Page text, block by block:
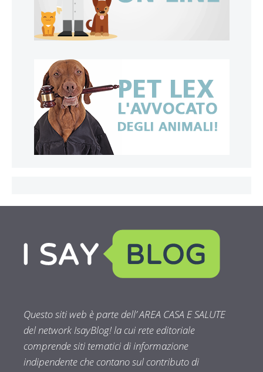
Questo siti web è parte dell’ AREA CASA E SALUTE
del network IsayBlog! la cui rete editoriale
comprende siti tematici di informazione
indipendente che contano sul contributo di